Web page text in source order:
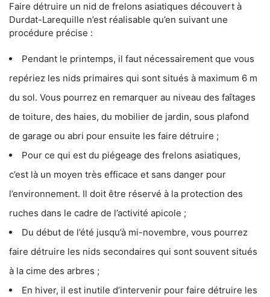
Faire détruire un nid de frelons asiatiques découvert à
Durdat-Larequille n’est réalisable qu’en suivant une
procédure précise :
Pendant le printemps, il faut nécessairement que vous
repériez les nids primaires qui sont situés à maximum 6 m
du sol. Vous pourrez en remarquer au niveau des faîtages
de toiture, des haies, du mobilier de jardin, sous plafond
de garage ou abri pour ensuite les faire détruire ;
Pour ce qui est du piégeage des frelons asiatiques,
c’est là un moyen très efficace et sans danger pour
l’environnement. Il doit être réservé à la protection des
ruches dans le cadre de l’activité apicole ;
Du début de l’été jusqu’à mi-novembre, vous pourrez
faire détruire les nids secondaires qui sont souvent situés
à la cime des arbres ;
En hiver, il est inutile d’intervenir pour faire détruire les